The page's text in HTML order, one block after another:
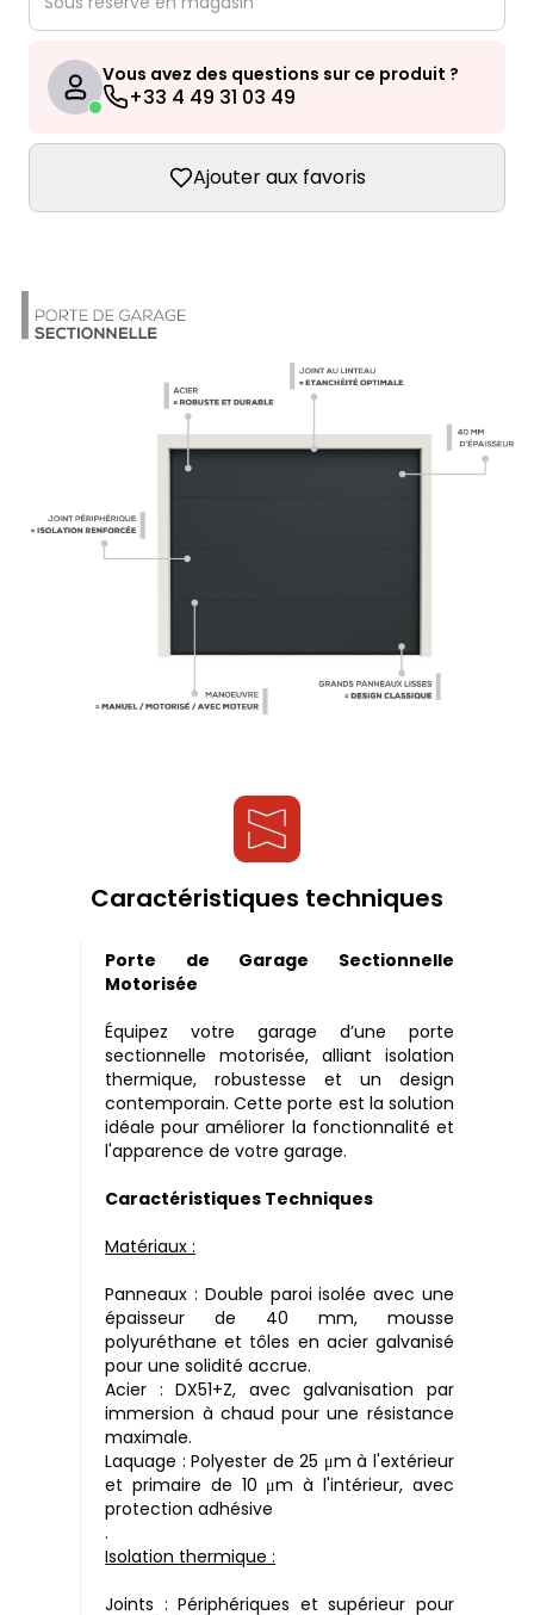
Vous avez des questions sur ce produit ?
+33 4 49 31 03 49
Ajouter aux favoris
Caractéristiques techniques
Porte de Garage Sectionnelle
Motorisée
Équipez votre garage d’une porte
sectionnelle motorisée, alliant isolation
thermique, robustesse et un design
contemporain. Cette porte est la solution
idéale pour améliorer la fonctionnalité et
l'apparence de votre garage.
Caractéristiques Techniques
Matériaux :
Panneaux : Double paroi isolée avec une
épaisseur de 40 mm, mousse
polyuréthane et tôles en acier galvanisé
pour une solidité accrue.
Acier : DX51+Z, avec galvanisation par
immersion à chaud pour une résistance
maximale.
Laquage : Polyester de 25 μm à l'extérieur
et primaire de 10 μm à l'intérieur, avec
protection adhésive
.
Isolation thermique :
Joints : Périphériques et supérieur pour